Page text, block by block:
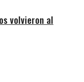
volvieron al